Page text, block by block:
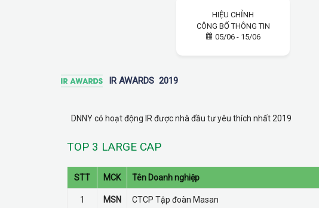
HIỆU CHỈNH
CÔNG BỐ THÔNG TIN
05/06 - 15/06
IR AWARDS 2019
DNNY có hoạt động IR được nhà đầu tư yêu thích nhất 2019
TOP 3 LARGE CAP
STT MCK Tên Doanh nghiệp
1 MSN CTCP Tập đoàn Masan